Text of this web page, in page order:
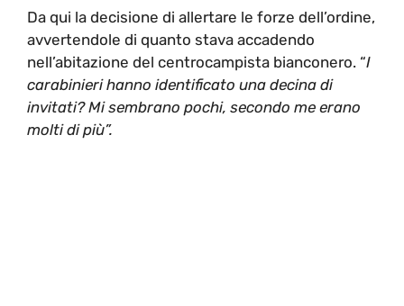
Da qui la decisione di allertare le forze dell’ordine,
avvertendole di quanto stava accadendo
nell’abitazione del centrocampista bianconero. “I
carabinieri hanno identificato una decina di
invitati? Mi sembrano pochi, secondo me erano
molti di più”.